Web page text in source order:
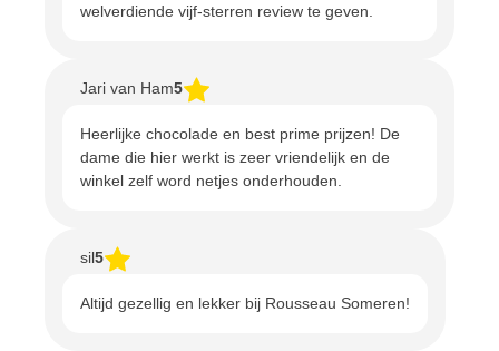
welverdiende vijf-sterren review te geven.
Jari van Ham5
Heerlijke chocolade en best prime prijzen! De
dame die hier werkt is zeer vriendelijk en de
winkel zelf word netjes onderhouden.
sil5
Altijd gezellig en lekker bij Rousseau Someren!